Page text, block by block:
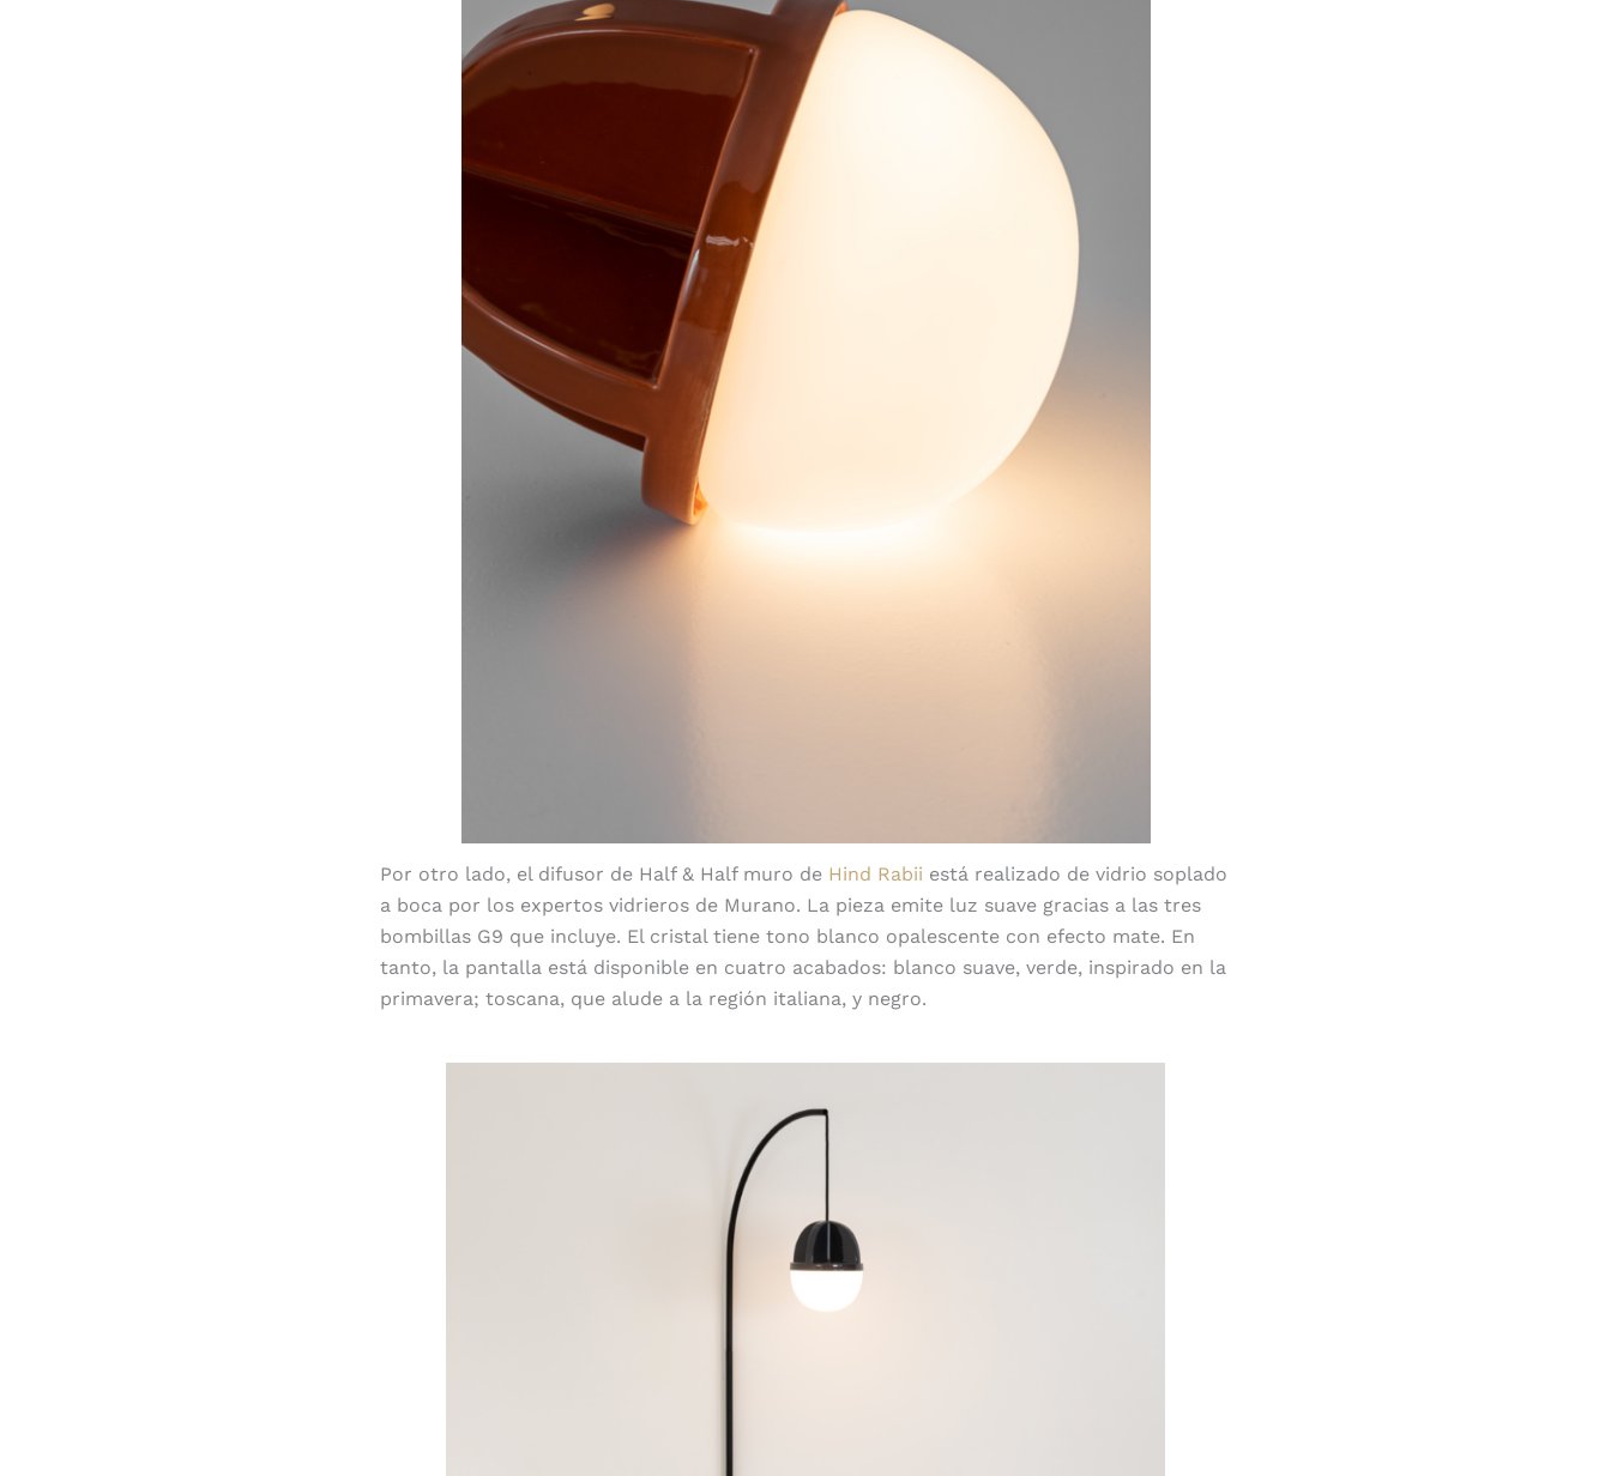
Por otro lado, el difusor de Half & Half muro de Hind Rabii está realizado de vidrio soplado
a boca por los expertos vidrieros de Murano. La pieza emite luz suave gracias a las tres
bombillas G9 que incluye. El cristal tiene tono blanco opalescente con efecto mate. En
tanto, la pantalla está disponible en cuatro acabados: blanco suave, verde, inspirado en la
primavera; toscana, que alude a la región italiana, y negro.